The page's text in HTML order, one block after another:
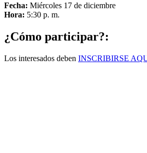
Fecha: Miércoles 17 de diciembre
Hora: 5:30 p. m.
¿Cómo participar?:
Los interesados deben INSCRIBIRSE